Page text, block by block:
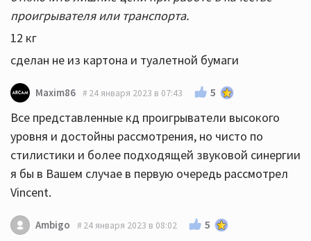
проигрывателя или транспорта.
12 кг
сделан не из картона и туалетной бумаги
Maxim86 24 января 2023 в 07:43 5
Все представленные кд проигрыватели высокого
уровня и достойны рассмотрения, но чисто по
стилистики и более подходящей звуковой синергии
я бы в Вашем случае в первую очередь рассмотрел
Vincent.
Ambigo 24 января 2023 в 08:02 5